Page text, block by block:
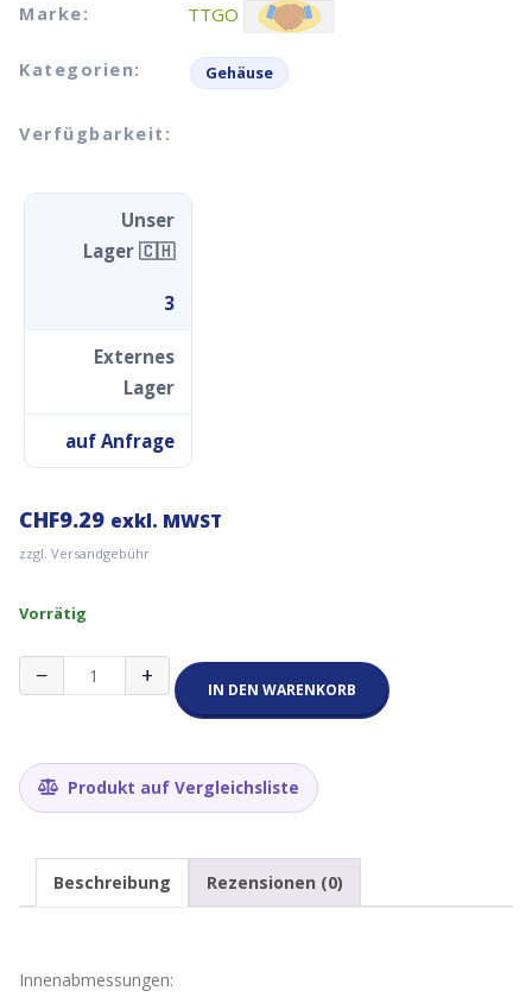
Marke: TTGO
Kategorien: Gehäuse
Verfügbarkeit:
Unser
Lager 🇨🇭
3
Externes
Lager
auf Anfrage
CHF9.29 exkl. MWST
zzgl. Versandgebühr
Vorrätig
−
Lilygo
TTGO
Wasserdicht
für
+ IN DEN WARENKORB
Produkt auf Vergleichsliste
Beschreibung Rezensionen (0)
Innenabmessungen: